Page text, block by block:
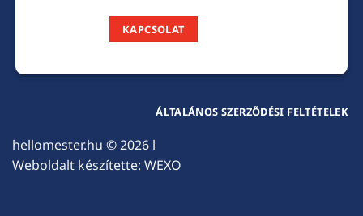
KAPCSOLAT
hellomester.hu © 2026 l
Weboldalt készítette: WEXO
ÁLTALÁNOS SZERZŐDÉSI FELTÉTELEK